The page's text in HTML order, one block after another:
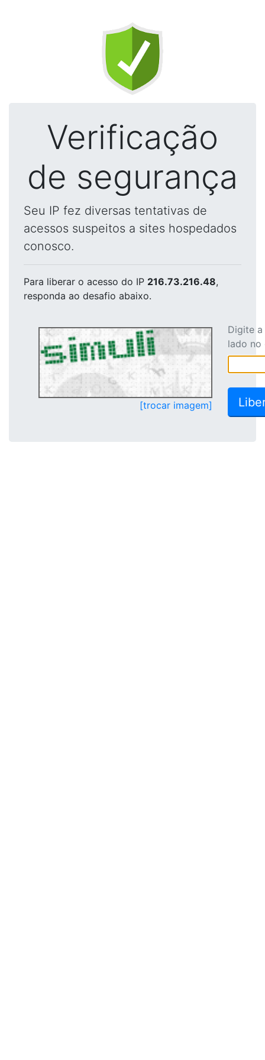
Verificação
de segurança
Seu IP fez diversas tentativas de
acessos suspeitos a sites hospedados
conosco.
Para liberar o acesso do IP 216.73.216.48,
responda ao desafio abaixo.
[trocar imagem]
Digite
lado no